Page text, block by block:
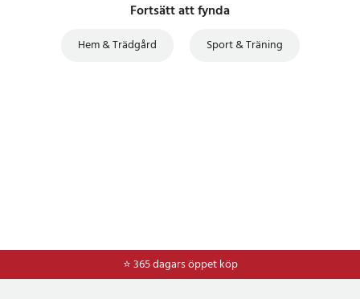
Fortsätt att fynda
Hem & Trädgård Sport & Träning
⭐ 365 dagars öppet köp
⭐Frakt 49kr *